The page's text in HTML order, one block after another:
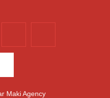
Maki Agency